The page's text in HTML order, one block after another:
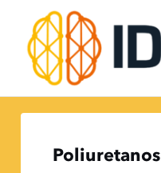
content
Poliuretanos